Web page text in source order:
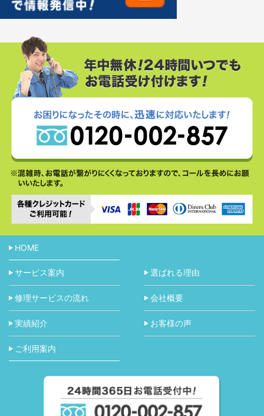
HOME
サービス案内 選ばれる理由
修理サービスの流れ 会社概要
実績紹介 お客様の声
ご利用案内